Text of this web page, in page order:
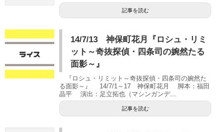
記事を読む
14/7/13 神保町花月『ロシュ・リミ
ット～奇抜探偵・四条司の婉然たる
面影～』
『ロシュ・リミット～奇抜探偵・四条司の婉然た
る面影～』 14/7/1～17 神保町花月 脚本：福田
晶平 演出：足立拓也（マシンガンデ...
記事を読む